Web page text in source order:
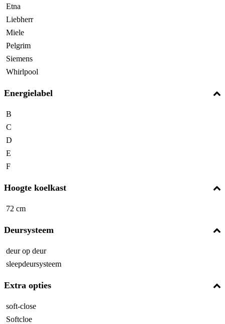
Etna
Liebherr
Miele
Pelgrim
Siemens
Whirlpool
Energielabel
B
C
D
E
F
Hoogte koelkast
72 cm
Deursysteem
deur op deur
sleepdeursysteem
Extra opties
soft-close
Softcloe